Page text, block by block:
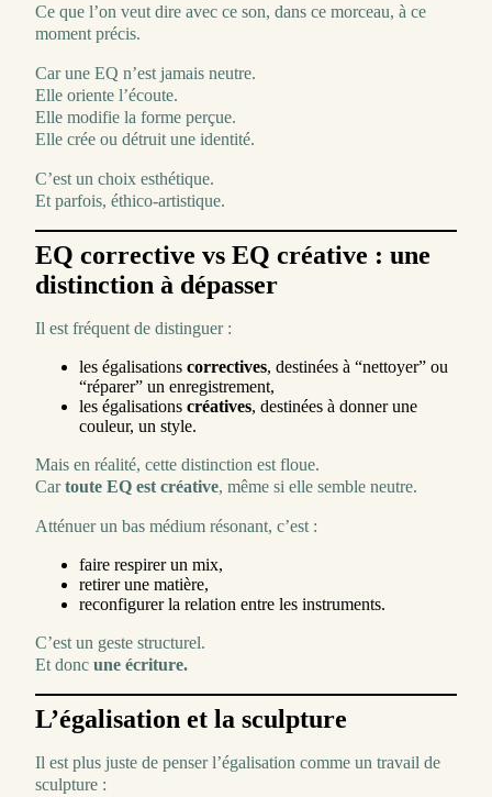
Ce que l’on veut dire avec ce son, dans ce morceau, à ce
moment précis.
Car une EQ n’est jamais neutre.
Elle oriente l’écoute.
Elle modifie la forme perçue.
Elle crée ou détruit une identité.
C’est un choix esthétique.
Et parfois, éthico-artistique.
EQ corrective vs EQ créative : une
distinction à dépasser
Il est fréquent de distinguer :
les égalisations correctives, destinées à “nettoyer” ou
“réparer” un enregistrement,
les égalisations créatives, destinées à donner une
couleur, un style.
Mais en réalité, cette distinction est floue.
Cartoute EQ est créative, même si elle semble neutre.
Atténuer un bas médium résonant, c’est :
faire respirer un mix,
retirer une matière,
reconfigurer la relation entre les instruments.
C’est un geste structurel.
Et donc une écriture.
L’égalisation et la sculpture
Il est plus juste de penser l’égalisation comme un travail de
sculpture :